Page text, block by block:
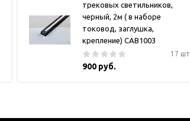
трековых светильников,
черный, 2м ( в наборе
токовод, заглушка,
крепление) CAB1003
17 шт
900 руб.